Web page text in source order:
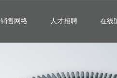
销售网络 人才招聘 在线